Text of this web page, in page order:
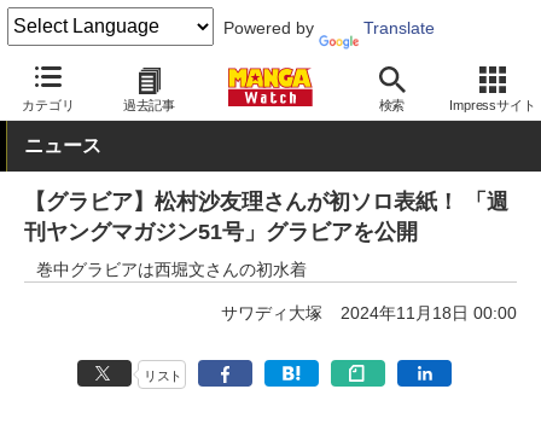
Powered by Translate
カテゴリ 過去記事 検索 Impressサイト
MANGA Watch 雑誌 週刊ヤングマガジン
ニュース
【グラビア】松村沙友理さんが初ソロ表紙！ 「週
刊ヤングマガジン51号」グラビアを公開
巻中グラビアは西堀文さんの初水着
サワディ大塚 2024年11月18日 00:00
リスト